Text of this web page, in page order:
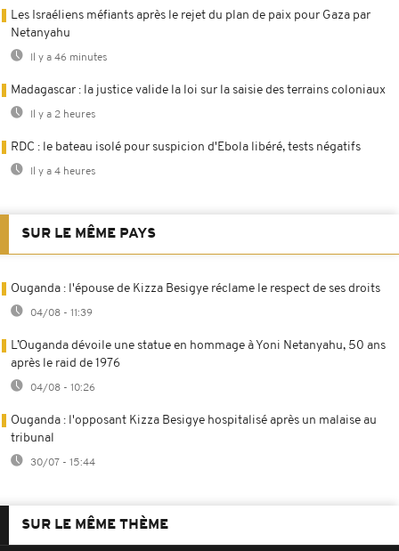
Les Israéliens méfiants après le rejet du plan de paix pour Gaza par
Netanyahu
Il y a 46 minutes
Madagascar : la justice valide la loi sur la saisie des terrains coloniaux
Il y a 2 heures
RDC : le bateau isolé pour suspicion d'Ebola libéré, tests négatifs
Il y a 4 heures
SUR LE MÊME PAYS
Ouganda : l'épouse de Kizza Besigye réclame le respect de ses droits
04/08 - 11:39
L’Ouganda dévoile une statue en hommage à Yoni Netanyahu, 50 ans
après le raid de 1976
04/08 - 10:26
Ouganda : l'opposant Kizza Besigye hospitalisé après un malaise au
tribunal
30/07 - 15:44
SUR LE MÊME THÈME